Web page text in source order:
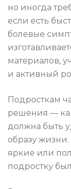
но иногда
если есть
болевые
материалов,
и активный
Подросткам
решения —
должна быть
образу
яркие или
подростку